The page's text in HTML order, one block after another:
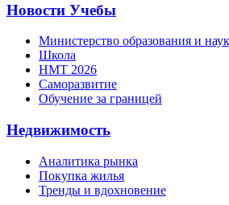
Новости Учебы
Министерство образования и
Школа
НМТ 2026
Саморазвитие
Обучение за границей
Недвижимость
Аналитика рынка
Покупка жилья
Тренды и вдохновение